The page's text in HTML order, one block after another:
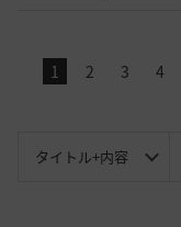
1 2 3 4